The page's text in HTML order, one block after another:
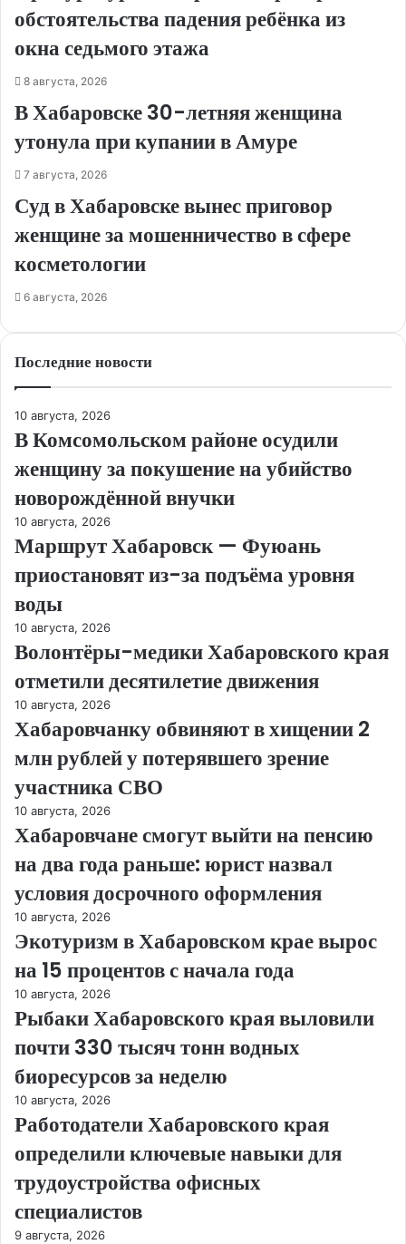
обстоятельства падения ребёнка из
окна седьмого этажа
8 августа, 2026
В Хабаровске 30-летняя женщина
утонула при купании в Амуре
7 августа, 2026
Суд в Хабаровске вынес приговор
женщине за мошенничество в сфере
косметологии
6 августа, 2026
Последние новости
10 августа, 2026
В Комсомольском районе осудили
женщину за покушение на убийство
новорождённой внучки
10 августа, 2026
Маршрут Хабаровск — Фуюань
приостановят из-за подъёма уровня
воды
10 августа, 2026
Волонтёры-медики Хабаровского края
отметили десятилетие движения
10 августа, 2026
Хабаровчанку обвиняют в хищении 2
млн рублей у потерявшего зрение
участника СВО
10 августа, 2026
Хабаровчане смогут выйти на пенсию
на два года раньше: юрист назвал
условия досрочного оформления
10 августа, 2026
Экотуризм в Хабаровском крае вырос
на 15 процентов с начала года
10 августа, 2026
Рыбаки Хабаровского края выловили
почти 330 тысяч тонн водных
биоресурсов за неделю
10 августа, 2026
Работодатели Хабаровского края
определили ключевые навыки для
трудоустройства офисных
специалистов
9 августа, 2026